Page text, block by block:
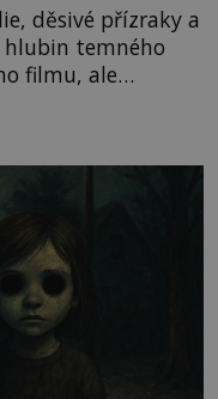
děsivé přízraky a
hlubin temného
filmu, ale
lesů, které jsou
bydlící
A odvážili
ids="17